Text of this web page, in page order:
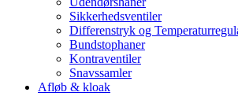
Sikkerhedsventiler
Differenstryk og
Bundstophaner
Kontraventiler
Snavssamler
Afløb & kloak